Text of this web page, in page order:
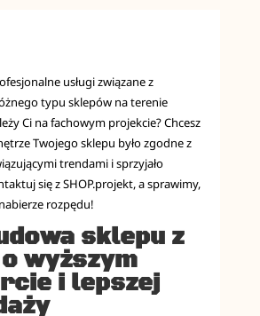
usługi związane z
typu sklepów na terenie
Ci na fachowym projekcie? Chcesz
Twojego sklepu było zgodne z
trendami i sprzyjało
się z SHOP.projekt, a sprawimy,
rozpędu!
sklepu z
wyższym
i lepszej